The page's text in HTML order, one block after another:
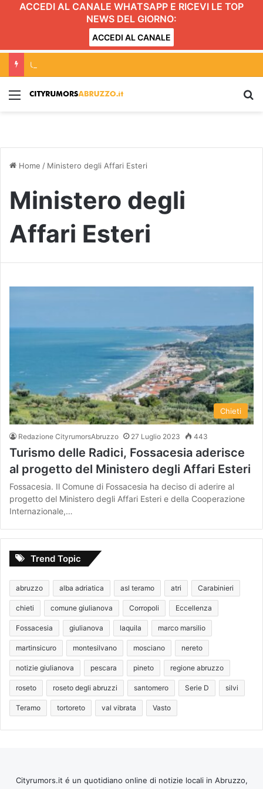
ACCEDI AL CANALE WHATSAPP E RICEVI LE TOP
NEWS DEL GIORNO:
ACCEDI AL CANALE
Menu
Home / Ministero degli Affari Esteri
Ministero degli
Affari Esteri
Chieti
Redazione CityrumorsAbruzzo 27 Luglio 2023 443
Turismo delle Radici, Fossacesia aderisce
al progetto del Ministero degli Affari Esteri
Fossacesia. Il Comune di Fossacesia ha deciso di aderire al
progetto del Ministero degli Affari Esteri e della Cooperazione
Internazionale,…
Trend Topic
abruzzo alba adriatica asl teramo atri Carabinieri
chieti comune giulianova Corropoli Eccellenza
Fossacesia giulianova laquila marco marsilio
martinsicuro montesilvano mosciano nereto
notizie giulianova pescara pineto regione abruzzo
roseto roseto degli abruzzi santomero Serie D silvi
Teramo tortoreto val vibrata Vasto
Cityrumors.it é un quotidiano online di notizie locali in Abruzzo,